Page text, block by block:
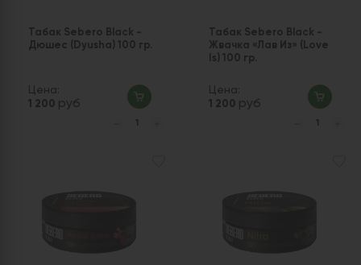
Табак Sebero Black -
Дюшес (Dyusha) 100 гр.
Цена:
1 200 руб
Табак Sebero Black -
Жвачка «Лав Из» (Love
Is) 100 гр.
Цена:
1 200 руб